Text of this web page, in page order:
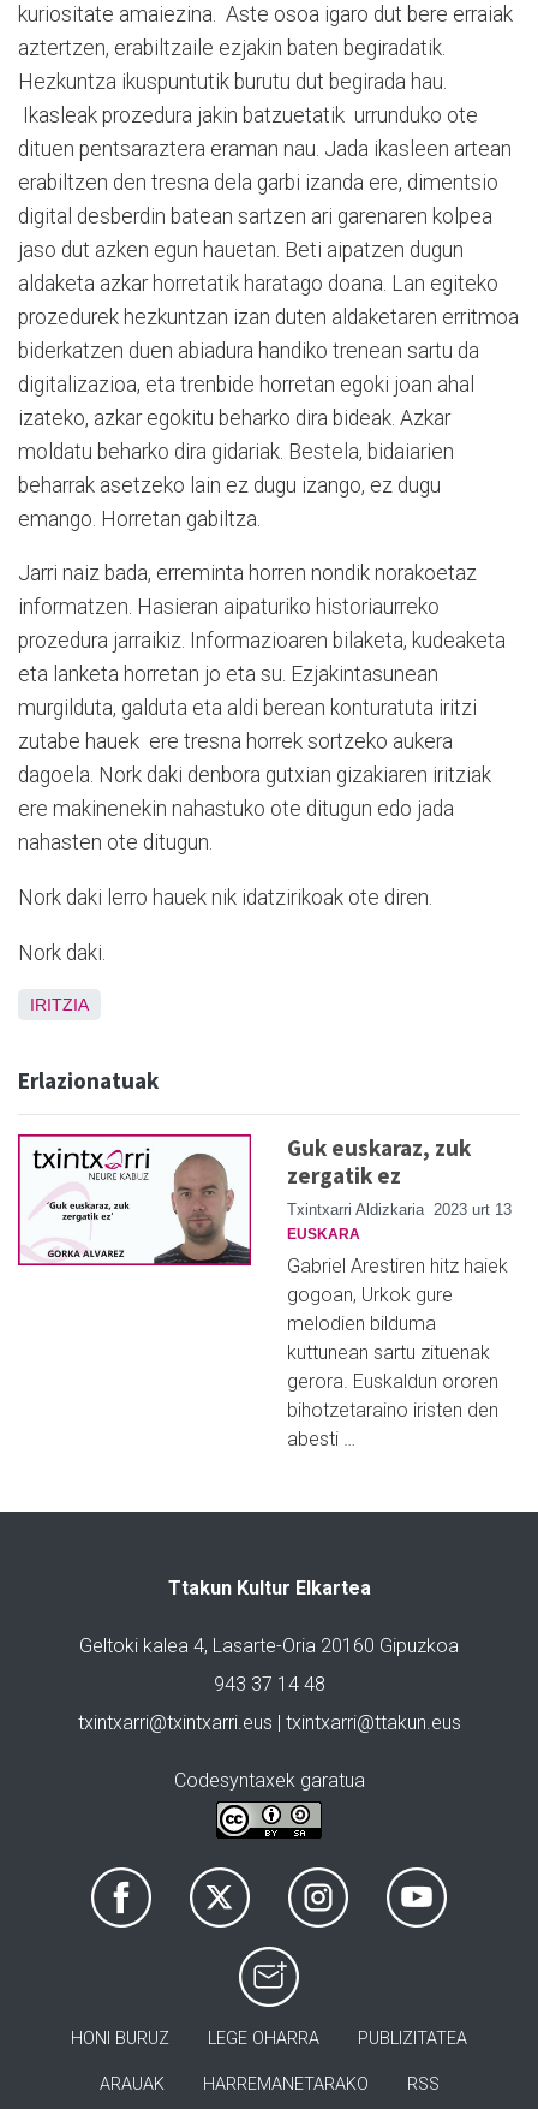
kuriositate amaiezina. Aste osoa igaro dut bere erraiak
aztertzen, erabiltzaile ezjakin baten begiradatik.
Hezkuntza ikuspuntutik burutu dut begirada hau.
Ikasleak prozedura jakin batzuetatik urrunduko ote
dituen pentsaraztera eraman nau. Jada ikasleen artean
erabiltzen den tresna dela garbi izanda ere, dimentsio
digital desberdin batean sartzen ari garenaren kolpea
jaso dut azken egun hauetan. Beti aipatzen dugun
aldaketa azkar horretatik haratago doana. Lan egiteko
prozedurek hezkuntzan izan duten aldaketaren erritmoa
biderkatzen duen abiadura handiko trenean sartu da
digitalizazioa, eta trenbide horretan egoki joan ahal
izateko, azkar egokitu beharko dira bideak. Azkar
moldatu beharko dira gidariak. Bestela, bidaiarien
beharrak asetzeko lain ez dugu izango, ez dugu
emango. Horretan gabiltza.
Jarri naiz bada, erreminta horren nondik norakoetaz
informatzen. Hasieran aipaturiko historiaurreko
prozedura jarraikiz. Informazioaren bilaketa, kudeaketa
eta lanketa horretan jo eta su. Ezjakintasunean
murgilduta, galduta eta aldi berean konturatuta iritzi
zutabe hauek ere tresna horrek sortzeko aukera
dagoela. Nork daki denbora gutxian gizakiaren iritziak
ere makinenekin nahastuko ote ditugun edo jada
nahasten ote ditugun.
Nork daki lerro hauek nik idatzirikoak ote diren.
Nork daki.
IRITZIA
Erlazionatuak
Guk euskaraz, zuk
zergatik ez
Txintxarri Aldizkaria 2023 urt 13
EUSKARA
Gabriel Arestiren hitz haiek
gogoan, Urkok gure
melodien bilduma
kuttunean sartu zituenak
gerora. Euskaldun ororen
bihotzetaraino iristen den
abesti …
Ttakun Kultur Elkartea
Geltoki kalea 4, Lasarte-Oria 20160 Gipuzkoa
943 37 14 48
txintxarri@txintxarri.eus | txintxarri@ttakun.eus
Codesyntaxek garatua
HONI BURUZ LEGE OHARRA PUBLIZITATEA
ARAUAK HARREMANETARAKO RSS